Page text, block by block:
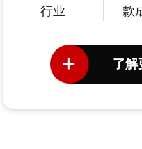
行业
款
了解